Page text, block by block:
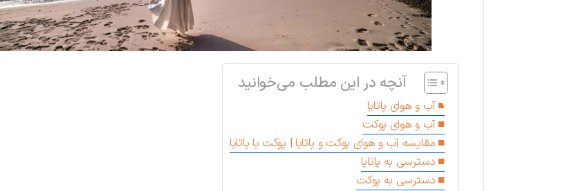
آنچه در این مطلب می‌خوانید
آب و هوای پاتایا
آب و هوای پوکت
مقایسه آب و هوای پوکت و پاتایا | پوکت یا پاتایا
دسترسی به پاتایا
دسترسی به پوکت